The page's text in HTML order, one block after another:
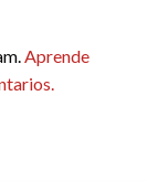
Aprende